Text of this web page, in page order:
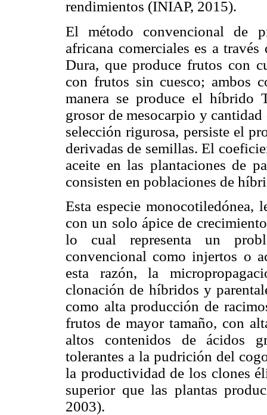
rendimientos (INIAP, 2015).
El método convencional de
africana comerciales es a
Dura, que produce frutos con
con frutos sin cuesco; ambos
manera se produce el híbrido
grosor de mesocarpio y
selección rigurosa, persiste el
derivadas de semillas. El
aceite en las plantaciones de
consisten en poblaciones de
Esta especie monocotiledónea,
con un solo ápice de
lo cual representa un
convencional como injertos o
esta razón, la
clonación de híbridos y
como alta producción de
frutos de mayor tamaño, con
altos contenidos de ácidos
tolerantes a la pudrición del
la productividad de los clones
superior que las plantas
2003).